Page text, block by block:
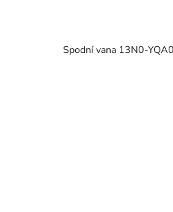
Spodní vana 13N0-